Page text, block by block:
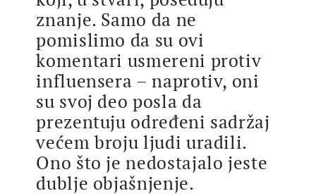
znanje. Samo da ne
pomislimo da su ovi
komentari usmereni protiv
influensera – naprotiv, oni
su svoj deo posla da
prezentuju određeni sadržaj
većem broju ljudi uradili.
Ono što je nedostajalo jeste
dublje objašnjenje.